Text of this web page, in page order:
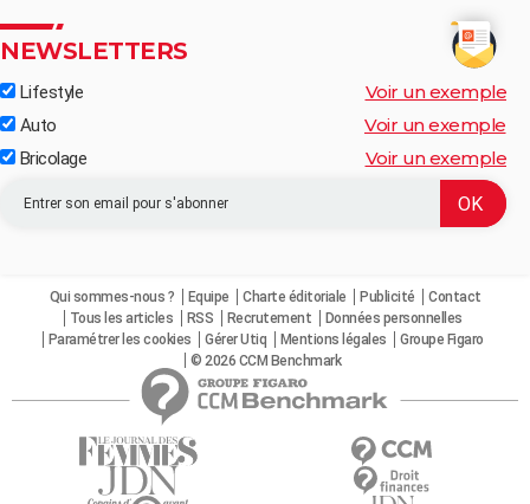
NEWSLETTERS
Lifestyle Voir un exemple
Auto Voir un exemple
Bricolage Voir un exemple
Qui sommes-nous ? Equipe Charte éditoriale Publicité
Contact
Tous les articles
RSS Recrutement
Données personnelles
Paramétrer les cookies
Gérer Utiq Mentions légales
Groupe Figaro
© 2026 CCM Benchmark